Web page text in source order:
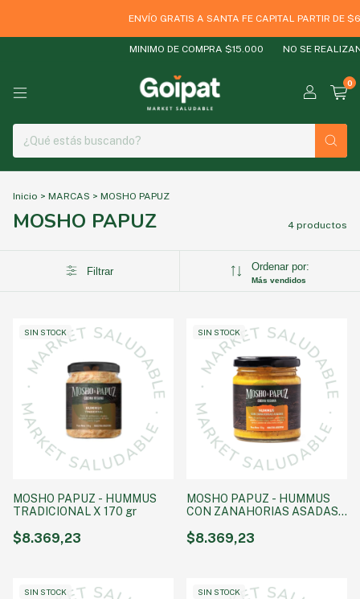
ENVÍO GRATIS A SANTA FE CAPITAL PARTIR DE
MINIMO DE COMPRA $15.000 NO SE
0
Inicio > MARCAS > MOSHO PAPUZ
MOSHO PAPUZ 4 productos
Filtrar Ordenar por:
Más vendidos
SIN STOCK
MOSHO PAPUZ - HUMMUS
TRADICIONAL X 170 gr
$8.369,23
SIN STOCK
MOSHO PAPUZ - HUMMUS
CON ZANAHORIAS ASADAS
$8.369,23
SIN STOCK SIN STOCK